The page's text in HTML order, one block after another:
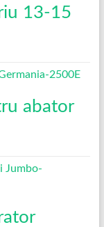
13-15
abator